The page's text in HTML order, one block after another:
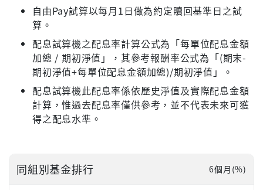
自由Pay試算以每月1日做為約定贖回基準日之試
算。
配息試算機之配息率計算公式為「每單位配息金額
加總 / 期初淨值」，其參考報酬率公式為「(期末-
期初淨值+每單位配息金額加總)/期初淨值」。
配息試算機此配息率係依歷史淨值及實際配息金額
計算，惟過去配息率僅供參考，並不代表未來可獲
得之配息水準。
同組別基金排行 6個月(%)